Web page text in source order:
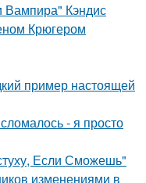
Вампира" Кэндис
Крюгером
пример настоящей
- я просто
Если Сможешь"
изменениями в